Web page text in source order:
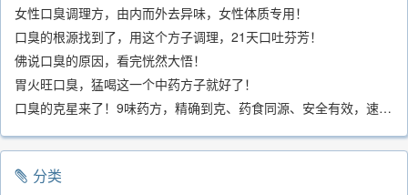
女性口臭调理方，由内而外去异味，女性体质专用！
口臭的根源找到了，用这个方子调理，21天口吐芬芳！
佛说口臭的原因，看完恍然大悟！
胃火旺口臭，猛喝这一个中药方子就好了！
口臭的克星来了！9味药方，精确到克、药食同源、安全有效，速看！
分类